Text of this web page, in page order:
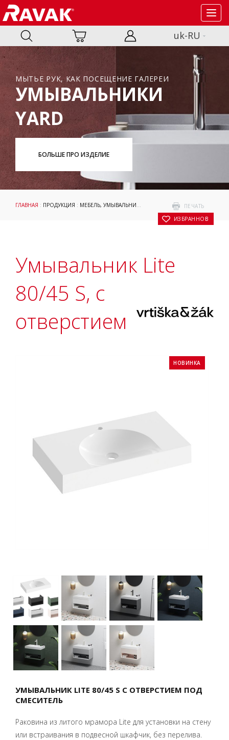
uk-RU
МЫТЬЕ РУК, КАК ПОСЕЩЕНИЕ ГАЛЕРЕИ
УМЫВАЛЬНИКИ
YARD
БОЛЬШЕ ПРО ИЗДЕЛИЕ
ПЕЧАТЬ
В ИЗБРАННОЕ
ГЛАВНАЯ : ПРОДУКЦИЯ : МЕБЕЛЬ, УМЫВАЛЬНИКИ И WC УМЫВАЛЬНИКИ
Умывальник Lite
80/45 S, с
отверстием
НОВИНКА
УМЫВАЛЬНИК LITE 80/45 S С ОТВЕРСТИЕМ ПОД
СМЕСИТЕЛЬ
Раковина из литого мрамора Lite для установки на стену
или встраивания в подвесной шкафчик, без перелива.